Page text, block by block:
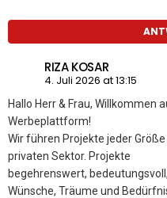
RIZA KOSAR
4. Juli 2026 at 13:15
Hallo Herr & Frau, Willkommen
Werbeplattform!
Wir führen Projekte jeder
privaten Sektor. Projekte
begehrenswert,
Wünsche, Träume und